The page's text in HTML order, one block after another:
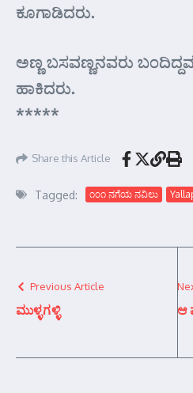
ಕೂಗಾಡಿದರು.
ಅಣ್ಣ ಬಸವಣ್ಣನವರು
ಹಾಕಿದರು.
*****
Share this Article
Tagged: ೧೦೧ ನಗೆಯ ನವಿಲು
Previous Article
ಮುಳ್ಳಗಳ್ಳಿ ಆ